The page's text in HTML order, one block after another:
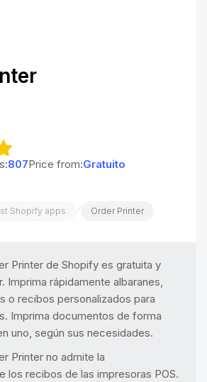
807Price from:Gratuito
Shopify apps / Order Printer
Printer de Shopify es gratuita y
Imprima rápidamente albaranes,
o recibos personalizados para
Imprima documentos de forma
uno, según sus necesidades.
Printer no admite la
los recibos de las impresoras POS.